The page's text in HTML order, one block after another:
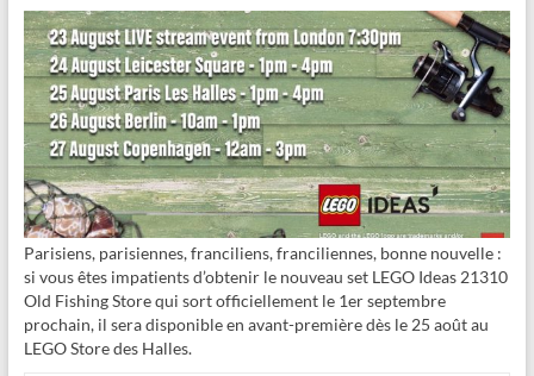
Parisiens, parisiennes, franciliens, franciliennes, bonne nouvelle :
si vous êtes impatients d’obtenir le nouveau set LEGO Ideas 21310
Old Fishing Store qui sort officiellement le 1er septembre
prochain, il sera disponible en avant-première dès le 25 août au
LEGO Store des Halles.